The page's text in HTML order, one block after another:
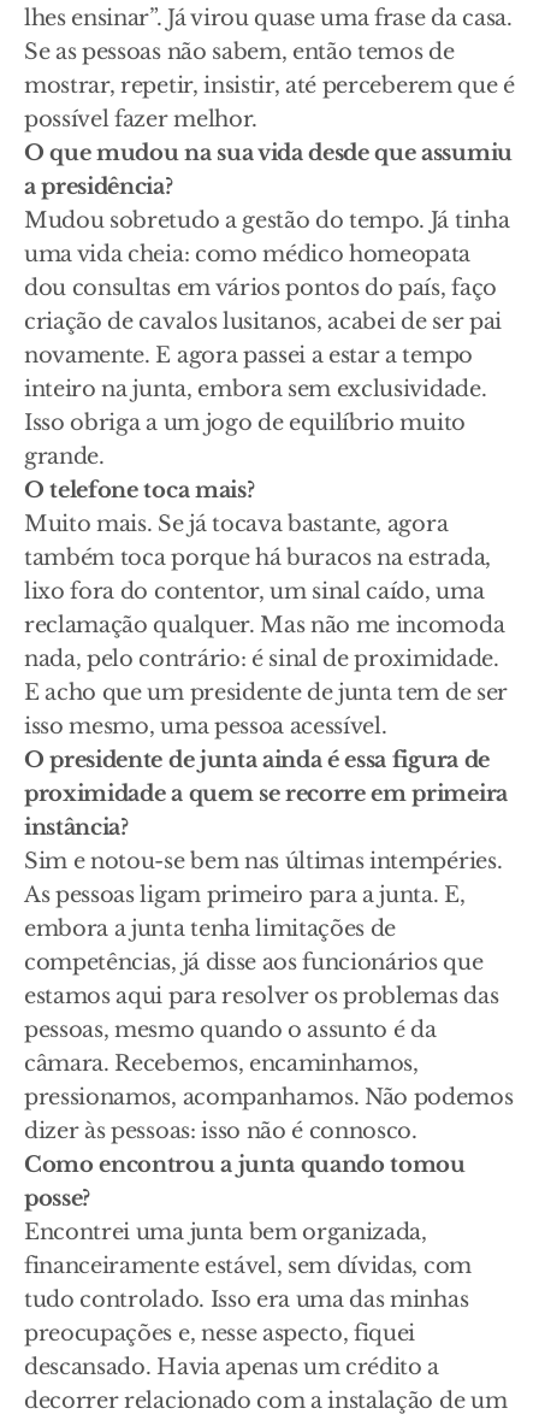
lhes ensinar”. Já virou quase uma frase da casa.
Se as pessoas não sabem, então temos de
mostrar, repetir, insistir, até perceberem que é
possível fazer melhor.
O que mudou na sua vida desde que assumiu
a presidência?
Mudou sobretudo a gestão do tempo. Já tinha
uma vida cheia: como médico homeopata
dou consultas em vários pontos do país, faço
criação de cavalos lusitanos, acabei de ser pai
novamente. E agora passei a estar a tempo
inteiro na junta, embora sem exclusividade.
Isso obriga a um jogo de equilíbrio muito
grande.
O telefone toca mais?
Muito mais. Se já tocava bastante, agora
também toca porque há buracos na estrada,
lixo fora do contentor, um sinal caído, uma
reclamação qualquer. Mas não me incomoda
nada, pelo contrário: é sinal de proximidade.
E acho que um presidente de junta tem de ser
isso mesmo, uma pessoa acessível.
O presidente de junta ainda é essa figura de
proximidade a quem se recorre em primeira
instância?
Sim e notou-se bem nas últimas intempéries.
As pessoas ligam primeiro para a junta. E,
embora a junta tenha limitações de
competências, já disse aos funcionários que
estamos aqui para resolver os problemas das
pessoas, mesmo quando o assunto é da
câmara. Recebemos, encaminhamos,
pressionamos, acompanhamos. Não podemos
dizer às pessoas: isso não é connosco.
Como encontrou a junta quando tomou
posse?
Encontrei uma junta bem organizada,
financeiramente estável, sem dívidas, com
tudo controlado. Isso era uma das minhas
preocupações e, nesse aspecto, fiquei
descansado. Havia apenas um crédito a
decorrer relacionado com a instalação de um